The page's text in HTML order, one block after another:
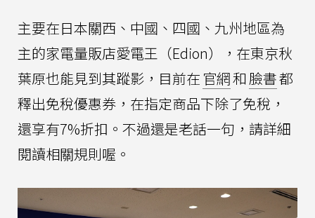
主要在日本關西、中國、四國、九州地區為
主的家電量販店愛電王（Edion），在東京秋
葉原也能見到其蹤影，目前在 官網和臉書都
釋出免稅優惠券，在指定商品下除了免稅，
還享有7%折扣。不過還是老話一句，請詳細
閱讀相關規則喔。